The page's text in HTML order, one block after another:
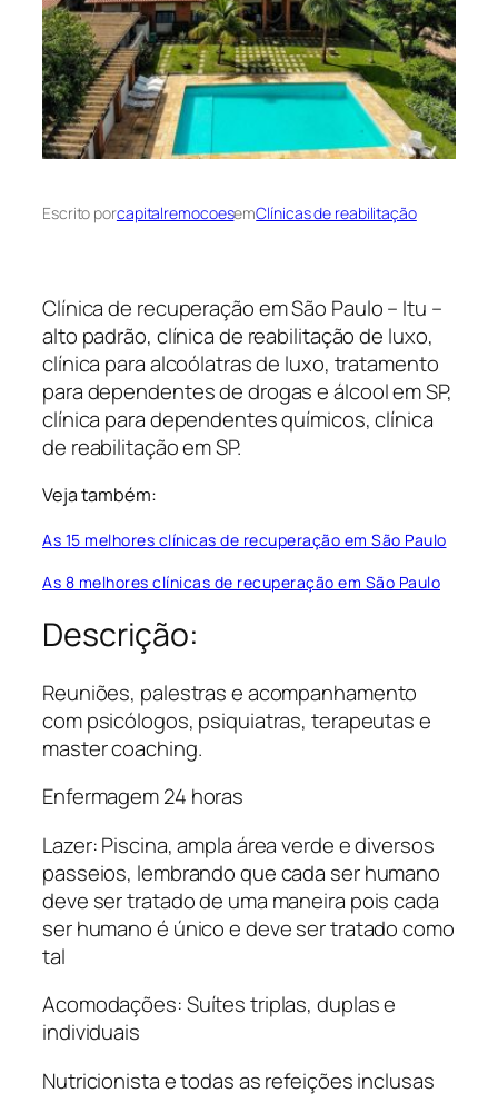
Escrito porcapitalremocoesemClínicas de reabilitação
Clínica de recuperação em São Paulo – Itu –
alto padrão, clínica de reabilitação de luxo,
clínica para alcoólatras de luxo, tratamento
para dependentes de drogas e álcool em SP,
clínica para dependentes químicos, clínica
de reabilitação em SP.
Veja também:
As 15 melhores clínicas de recuperação em São Paulo
As 8 melhores clínicas de recuperação em São Paulo
Descrição:
Reuniões, palestras e acompanhamento
com psicólogos, psiquiatras, terapeutas e
master coaching.
Enfermagem 24 horas
Lazer: Piscina, ampla área verde e diversos
passeios, lembrando que cada ser humano
deve ser tratado de uma maneira pois cada
ser humano é único e deve ser tratado como
tal
Acomodações: Suítes triplas, duplas e
individuais
Nutricionista e todas as refeições inclusas